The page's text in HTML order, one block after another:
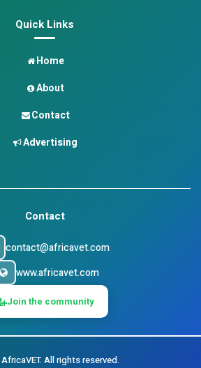
Quick Links
Home
About
Contact
Advertising
Contact
contact@africavet.com
www.africavet.com
Join the community
AfricaVET. All rights reserved.